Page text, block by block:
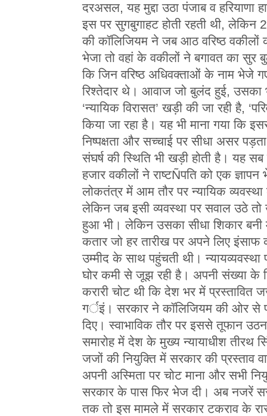
दरअसल, यह मुद्दा उठा पंजाब व हरियाणा
इस पर सुगबुगाहट होती रहती थी, लेकिन
की कॉलिजियम ने जब आठ वरिष्ठ वकीलों
भेजा तो वहां के वकीलों ने बगावत का सुर
कि जिन वरिष्ठ अधिवक्ताओं के नाम भेजे
रिश्तेदार थे। आवाज जो बुलंद हुई, उसका
‘न्यायिक विरासत’ खड़ी की जा रही है,
किया जा रहा है। यह भी माना गया कि
निष्पक्षता और सच्चाई पर सीधा असर
संघर्ष की स्थिति भी खड़ी होती है। यह
हजार वकीलों ने राष्टÑपति को एक
लोकतंत्र में आम तौर पर न्यायिक
लेकिन जब इसी व्यवस्था पर सवाल उठे
हुआ भी। लेकिन उसका सीधा शिकार
कतार जो हर तारीख पर अपने लिए इंसाफ
उम्मीद के साथ पहुंचती थी। न्यायव्यवस्था
घोर कमी से जूझ रही है। अपनी संख्या के
करारी चोट थी कि देश भर में प्रस्तावित
गर्इं। सरकार ने कॉलिजियम की ओर से
दिए। स्वाभाविक तौर पर इससे तूफान
समारोह में देश के मुख्य न्यायाधीश
जजों की नियुक्ति में सरकार की प्रस्ताव
अपनी अस्मिता पर चोट माना और सभी
सरकार के पास फिर भेज दी। अब नजरें
तक तो इस मामले में सरकार टकराव के